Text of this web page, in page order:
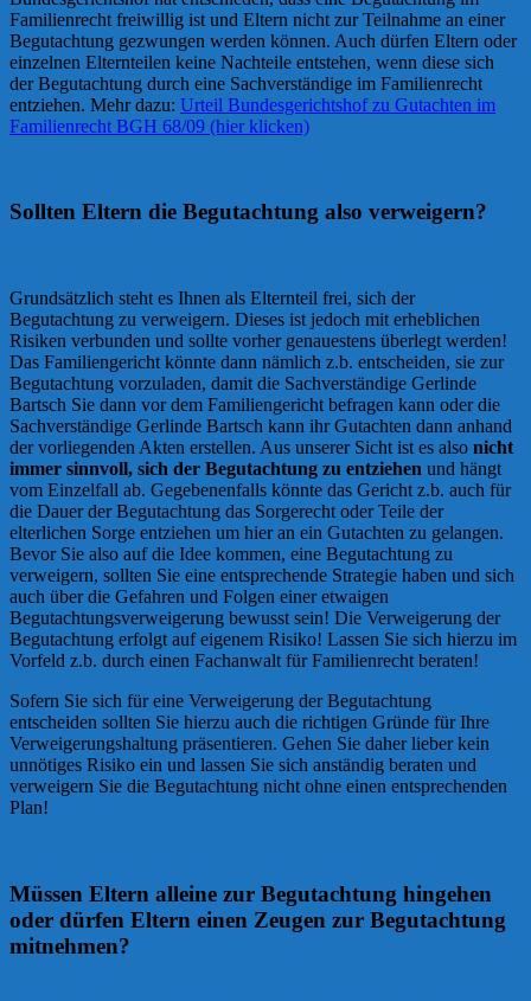
Familienrecht freiwillig ist und Eltern nicht zur Teilnahme an einer
Begutachtung gezwungen werden können. Auch dürfen Eltern oder
einzelnen Elternteilen keine Nachteile entstehen, wenn diese sich
der Begutachtung durch eine Sachverständige im Familienrecht
entziehen. Mehr dazu: Urteil Bundesgerichtshof zu Gutachten im
Familienrecht BGH 68/09 (hier klicken)
Sollten Eltern die Begutachtung also verweigern?
Grundsätzlich steht es Ihnen als Elternteil frei, sich der
Begutachtung zu verweigern. Dieses ist jedoch mit erheblichen
Risiken verbunden und sollte vorher genauestens überlegt werden!
Das Familiengericht könnte dann nämlich z.b. entscheiden, sie zur
Begutachtung vorzuladen, damit die Sachverständige Gerlinde
Bartsch Sie dann vor dem Familiengericht befragen kann oder die
Sachverständige Gerlinde Bartsch kann ihr Gutachten dann anhand
der vorliegenden Akten erstellen. Aus unserer Sicht ist es also nicht
immer sinnvoll, sich der Begutachtung zu entziehen und hängt
vom Einzelfall ab. Gegebenenfalls könnte das Gericht z.b. auch für
die Dauer der Begutachtung das Sorgerecht oder Teile der
elterlichen Sorge entziehen um hier an ein Gutachten zu gelangen.
Bevor Sie also auf die Idee kommen, eine Begutachtung zu
verweigern, sollten Sie eine entsprechende Strategie haben und sich
auch über die Gefahren und Folgen einer etwaigen
Begutachtungsverweigerung bewusst sein! Die Verweigerung der
Begutachtung erfolgt auf eigenem Risiko! Lassen Sie sich hierzu im
Vorfeld z.b. durch einen Fachanwalt für Familienrecht beraten!
Sofern Sie sich für eine Verweigerung der Begutachtung
entscheiden sollten Sie hierzu auch die richtigen Gründe für Ihre
Verweigerungshaltung präsentieren. Gehen Sie daher lieber kein
unnötiges Risiko ein und lassen Sie sich anständig beraten und
verweigern Sie die Begutachtung nicht ohne einen entsprechenden
Plan!
Müssen Eltern alleine zur Begutachtung hingehen
oder dürfen Eltern einen Zeugen zur Begutachtung
mitnehmen?